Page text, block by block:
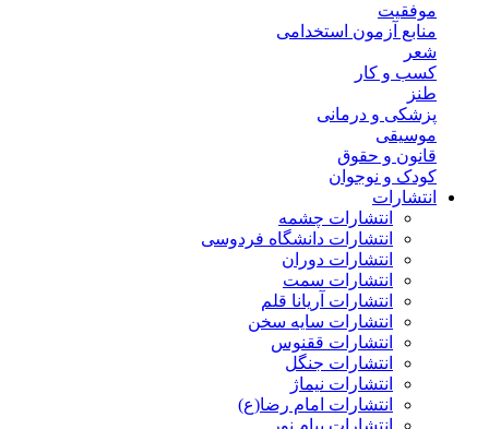
موفقیت
منابع آزمون استخدامی
شعر
کسب و کار
طنز
پزشکی و درمانی
موسیقی
قانون و حقوق
کودک و نوجوان
انتشارات
انتشارات چشمه
انتشارات دانشگاه فردوسی
انتشارات دوران
انتشارات سمت
انتشارات آریانا قلم
انتشارات سایه سخن
انتشارات ققنوس
انتشارات جنگل
انتشارات نیماژ
انتشارات امام رضا(ع)
انتشارات پیام نور